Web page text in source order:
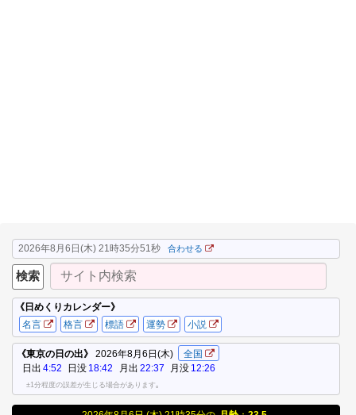
2026年8月6日(木) 21時35分52秒 合わせる